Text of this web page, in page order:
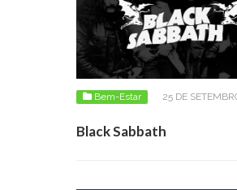
Bem-Estar 25 DE
Black Sabbath